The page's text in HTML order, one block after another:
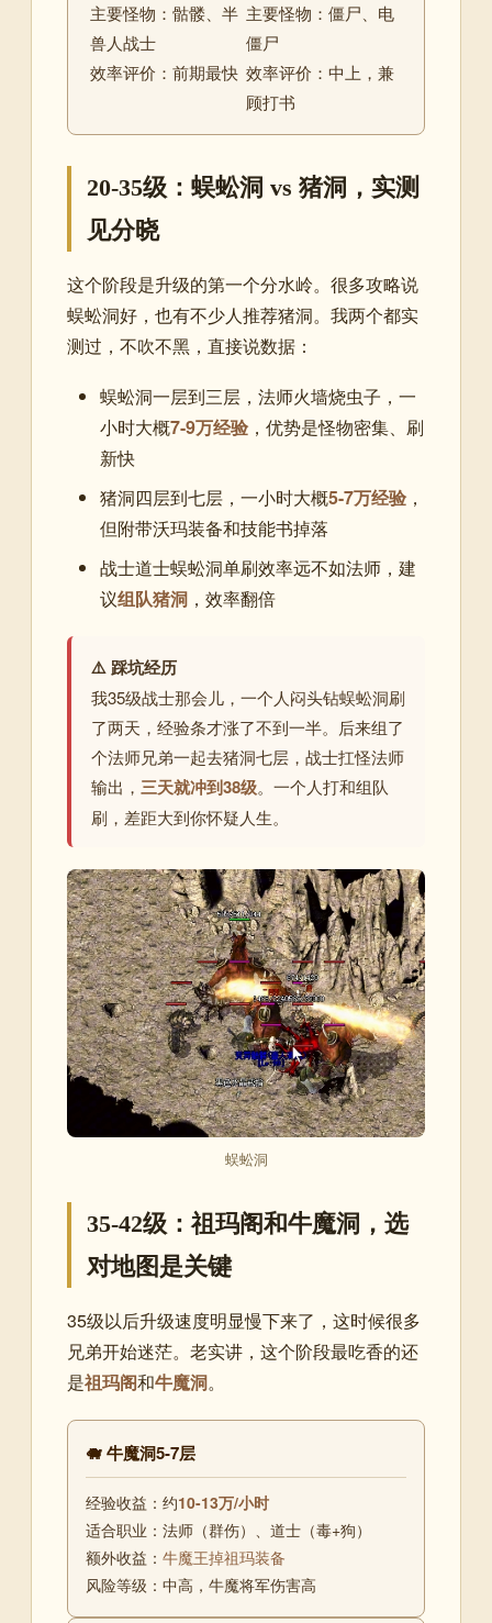
主要怪物：骷髅、半
兽人战士
效率评价：前期最快
主要怪物：僵尸、电
僵尸
效率评价：中上，兼
顾打书
20-35级：蜈蚣洞 vs 猪洞，实测
见分晓
这个阶段是升级的第一个分水岭。很多攻略说
蜈蚣洞好，也有不少人推荐猪洞。我两个都实
测过，不吹不黑，直接说数据：
蜈蚣洞一层到三层，法师火墙烧虫子，一
小时大概7-9万经验 ，优势是怪物密集、刷
新快
猪洞四层到七层，一小时大概5-7万经验 ，
但附带沃玛装备和技能书掉落
战士道士蜈蚣洞单刷效率远不如法师，建
议组队猪洞 ，效率翻倍
⚠️ 踩坑经历
我35级战士那会儿，一个人闷头钻蜈蚣洞刷
了两天，经验条才涨了不到一半。后来组了
个法师兄弟一起去猪洞七层，战士扛怪法师
输出， 三天就冲到38级。一个人打和组队
刷，差距大到你怀疑人生。
蜈蚣洞
35-42级：祖玛阁和牛魔洞，选
对地图是关键
35级以后升级速度明显慢下来了，这时候很多
兄弟开始迷茫。老实讲，这个阶段最吃香的还
是祖玛阁和牛魔洞。
🐗 牛魔洞5-7层
经验收益：约10-13万/小时
适合职业：法师（群伤）、道士（毒+狗）
额外收益： 牛魔王掉祖玛装备
风险等级：中高，牛魔将军伤害高